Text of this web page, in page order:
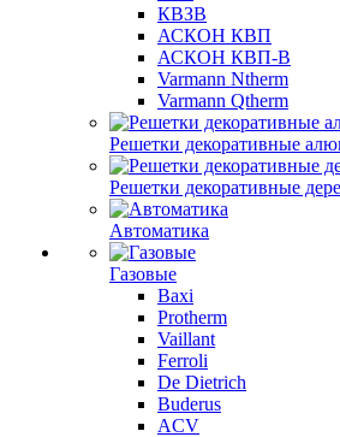
КВЗВ
АСКОН КВП
АСКОН КВП-В
Varmann Ntherm
Varmann Qtherm
Решетки декоративные
Решетки декоративные
Автоматика
Газовые
Baxi
Protherm
Vaillant
Ferroli
De Dietrich
Buderus
ACV